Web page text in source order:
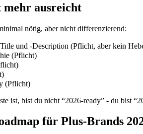
mehr ausreicht
nötig, aber nicht differenzierend:
und -Description (Pflicht, aber kein
(Pflicht)
(Pflicht)
ist, bist du nicht “2026-ready” - du bist
für Plus-Brands